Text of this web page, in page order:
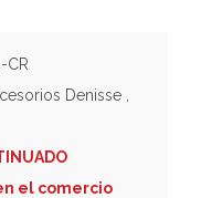
CR
Denisse
el comercio